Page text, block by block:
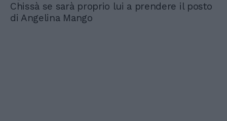
Chissà se sarà proprio lui a prendere il posto
di Angelina Mango